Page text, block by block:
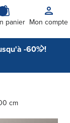
panier Mon compte
-60% !
cm